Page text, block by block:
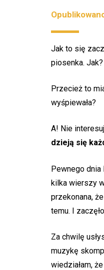
Jak to się
piosenka. Jak?
Przecież to
wyśpiewała?
A! Nie
dzieją się
Pewnego dnia
kilka wierszy
przekonana,
temu. I
Za chwilę
muzykę
wiedziałam,